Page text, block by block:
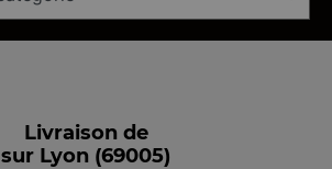
Livraison de
sur Lyon (69005)